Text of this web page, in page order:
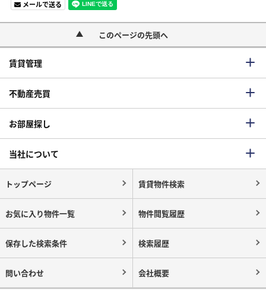
メールで送る
このページの先頭へ
賃貸管理
不動産売買
お部屋探し
当社について
トップページ 賃貸物件検索
お気に入り物件一覧 物件閲覧履歴
保存した検索条件 検索履歴
問い合わせ 会社概要